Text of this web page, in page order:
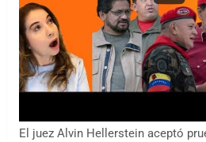
El juez Alvin Hellerstein aceptó